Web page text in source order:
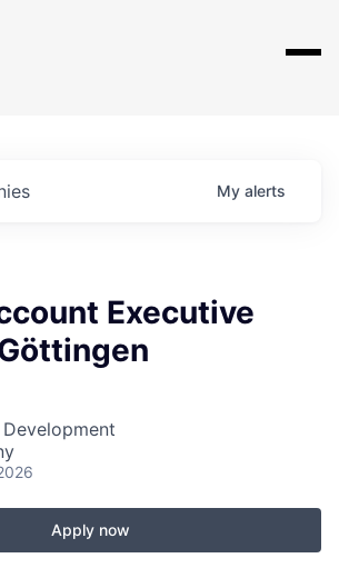
My alerts
Executive
Development
Apply now